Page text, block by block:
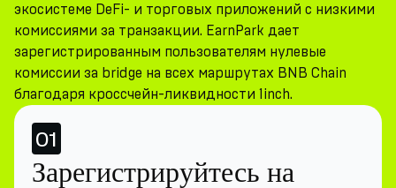
экосистеме DeFi- и торговых приложений с низкими
комиссиями за транзакции. EarnPark дает
зарегистрированным пользователям нулевые
комиссии за bridge на всех маршрутах BNB Chain
благодаря кроссчейн-ликвидности 1inch.
01
Зарегистрируйтесь на